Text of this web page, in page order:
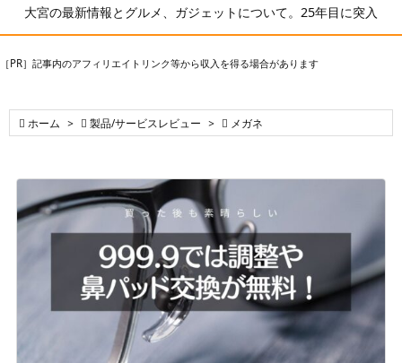
大宮の最新情報とグルメ、ガジェットについて。25年目に突入検索
［PR］記事内のアフィリエイトリンク等から収入を得る場合があります
 ホーム >  製品/サービスレビュー >  メガネ